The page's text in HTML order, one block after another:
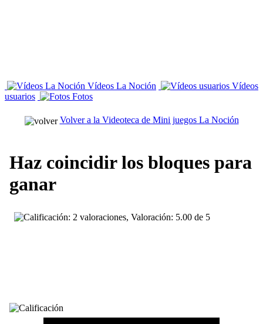
Vídeos La Noción
Vídeos
usuarios
Fotos
Volver a la Videoteca de Mini juegos La Noción
Haz coincidir los bloques para
ganar